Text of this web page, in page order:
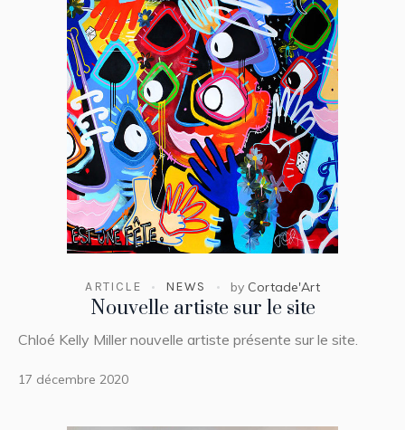
ARTICLE NEWS by Cortade'Art
Nouvelle artiste sur le site
Chloé Kelly Miller nouvelle artiste présente sur le site.
17 décembre 2020